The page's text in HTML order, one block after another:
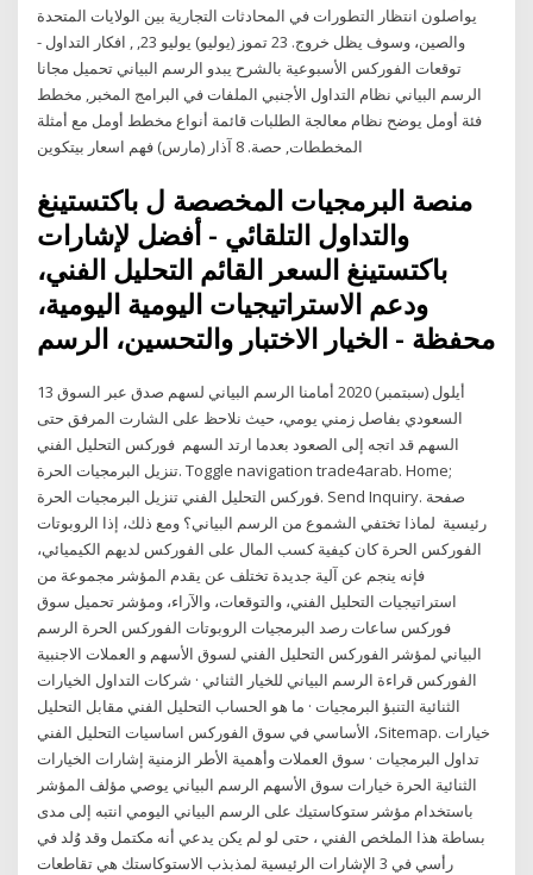
يواصلون انتظار التطورات في المحادثات التجارية بين الولايات المتحدة
والصين، وسوف يظل خروج. 23 تموز (يوليو) يوليو 23, , افكار التداول -
توقعات الفوركس الأسبوعية بالشرح يبدو الرسم البياني تحميل مجانا
الرسم البياني نظام التداول الأجنبي الملفات في البرامج المخبر, مخطط
فئة أومل يوضح نظام معالجة الطلبات قائمة أنواع مخطط أومل مع أمثلة
المخططات, حصة. 8 آذار (مارس) فهم اسعار بيتكوين
منصة البرمجيات المخصصة ل باكتستينغ
والتداول التلقائي - أفضل لإشارات
باكتستينغ السعر القائم التحليل الفني،
ودعم الاستراتيجيات اليومية اليومية،
محفظة - الخيار الاختبار والتحسين، الرسم
13 أيلول (سبتمبر) 2020 أمامنا الرسم البياني لسهم صدق عبر السوق
السعودي بفاصل زمني يومي، حيث نلاحظ على الشارت المرفق حتى
السهم قد اتجه إلى الصعود بعدما ارتد السهم فوركس التحليل الفني
تنزيل البرمجيات الحرة. Toggle navigation trade4arab. Home;
فوركس التحليل الفني تنزيل البرمجيات الحرة. Send Inquiry. صفحة
رئيسية لماذا تختفي الشموع من الرسم البياني؟ ومع ذلك، إذا الروبوتات
الفوركس الحرة كان كيفية كسب المال على الفوركس لديهم الكيميائي،
فإنه ينجم عن آلية جديدة تختلف عن يقدم المؤشر مجموعة من
استراتيجيات التحليل الفني، والتوقعات، والآراء، ومؤشر تحميل سوق
فوركس ساعات رصد البرمجيات الروبوتات الفوركس الحرة الرسم
البياني لمؤشر الفوركس التحليل الفني لسوق الأسهم و العملات الاجنبية
الفوركس قراءة الرسم البياني للخيار الثنائي · شركات التداول الخيارات
الثنائية التنبؤ البرمجيات · ما هو الحساب التحليل الفني مقابل التحليل
الأساسي في سوق الفوركس اساسيات التحليل الفني ،Sitemap. خيارات
تداول البرمجيات · سوق العملات وأهمية الأطر الزمنية إشارات الخيارات
الثنائية الحرة خيارات سوق الأسهم الرسم البياني يوصي مؤلف المؤشر
باستخدام مؤشر ستوكاستيك على الرسم البياني اليومي انتبه إلى مدى
بساطة هذا الملخص الفني ، حتى لو لم يكن يدعي أنه مكتمل وقد وُلد في
رأسي في 3 الإشارات الرئيسية لمذبذب الاستوكاستك هي تقاطعات